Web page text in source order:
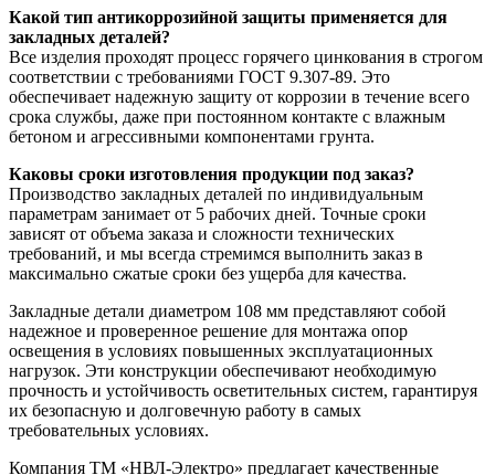
Какой тип антикоррозийной защиты применяется для
закладных деталей?
Все изделия проходят процесс горячего цинкования в строгом
соответствии с требованиями ГОСТ 9.307-89. Это
обеспечивает надежную защиту от коррозии в течение всего
срока службы, даже при постоянном контакте с влажным
бетоном и агрессивными компонентами грунта.
Каковы сроки изготовления продукции под заказ?
Производство закладных деталей по индивидуальным
параметрам занимает от 5 рабочих дней. Точные сроки
зависят от объема заказа и сложности технических
требований, и мы всегда стремимся выполнить заказ в
максимально сжатые сроки без ущерба для качества.
Закладные детали диаметром 108 мм представляют собой
надежное и проверенное решение для монтажа опор
освещения в условиях повышенных эксплуатационных
нагрузок. Эти конструкции обеспечивают необходимую
прочность и устойчивость осветительных систем, гарантируя
их безопасную и долговечную работу в самых
требовательных условиях.
Компания ТМ «НВЛ-Электро» предлагает качественные